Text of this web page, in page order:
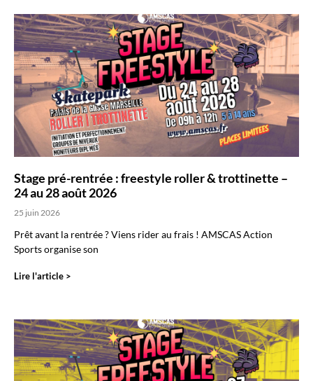
Stage pré-rentrée : freestyle roller & trottinette –
24 au 28 août 2026
25 juin 2026
Prêt avant la rentrée ? Viens rider au frais ! AMSCAS Action
Sports organise son
Lire l'article >